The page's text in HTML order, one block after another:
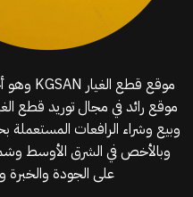
موقع رائد في مجال توريد قطع
وبيع وشراء الرافعات المستعملة
وبالأخص في الشرق الأوسط
على الجودة